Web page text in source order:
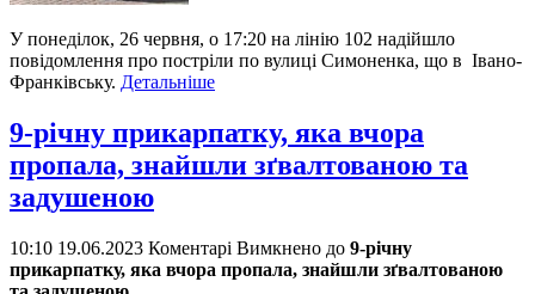
У понеділок, 26 червня, о 17:20 на лінію 102 надійшло
повідомлення про постріли по вулиці Симоненка, що в Івано-
Франківську. Детальніше
9-річну прикарпатку, яка вчора
пропала, знайшли зґвалтованою та
задушеною
10:10 19.06.2023 Коментарі Вимкнено до 9-річну
прикарпатку, яка вчора пропала, знайшли зґвалтованою